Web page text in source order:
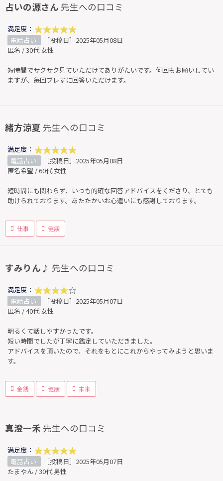
占いの源さん 先生への口コミ
満足度：
電話占い
［投稿日］2025年05月08日
匿名 / 30代 女性
短時間でサクサク見ていただけてありがたいです。何回もお願いしてい
ますが、毎回ブレずに回答いただけます。
緒方涼夏 先生への口コミ
満足度：
電話占い
［投稿日］2025年05月08日
匿名希望 / 60代 女性
短時間にも関わらず、いつも的確な回答アドバイスをくださり、とても
助けられております。あたたかいお心遣いにも感謝しております。
仕事 健康
すみりん♪ 先生への口コミ
満足度：
電話占い
［投稿日］2025年05月07日
匿名 / 40代 女性
明るくて話しやすかったです。
短い時間でしたが丁寧に鑑定していただきました。
アドバイスを頂いたので、それをもとにこれからやってみようと思いま
す。
金銭 健康 未来
真澄一禾 先生への口コミ
満足度：
電話占い
［投稿日］2025年05月07日
たまやん / 30代 男性